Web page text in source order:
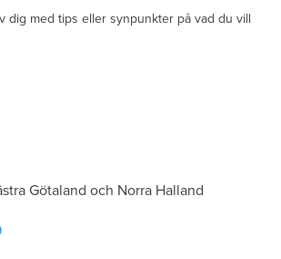
dig med tips eller synpunkter på vad du vill
Götaland och Norra Halland